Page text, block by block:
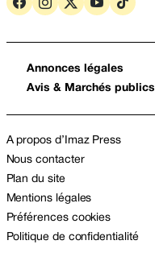
Annonces légales
Avis & Marchés publics
A propos d’Imaz Press
Nous contacter
Plan du site
Mentions légales
Préférences cookies
Politique de confidentialité